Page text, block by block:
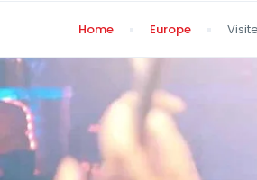
Home Europe